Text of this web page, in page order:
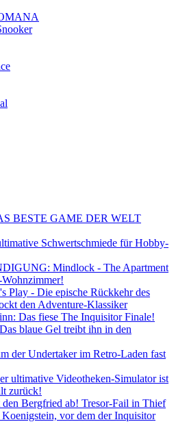
BESTE GAME DER WELT
Schwertschmiede für Hobby-
Mindlock - The Apartment
Play - Die epische Rückkehr des
den Adventure-Klassiker
Das fiese The Inquisitor Finale!
blaue Gel treibt ihn in den
der Undertaker im Retro-Laden fast
ultimative Videotheken-Simulator ist
zurück!
Bergfried ab! Tresor-Fail in Thief
vor dem der Inquisitor